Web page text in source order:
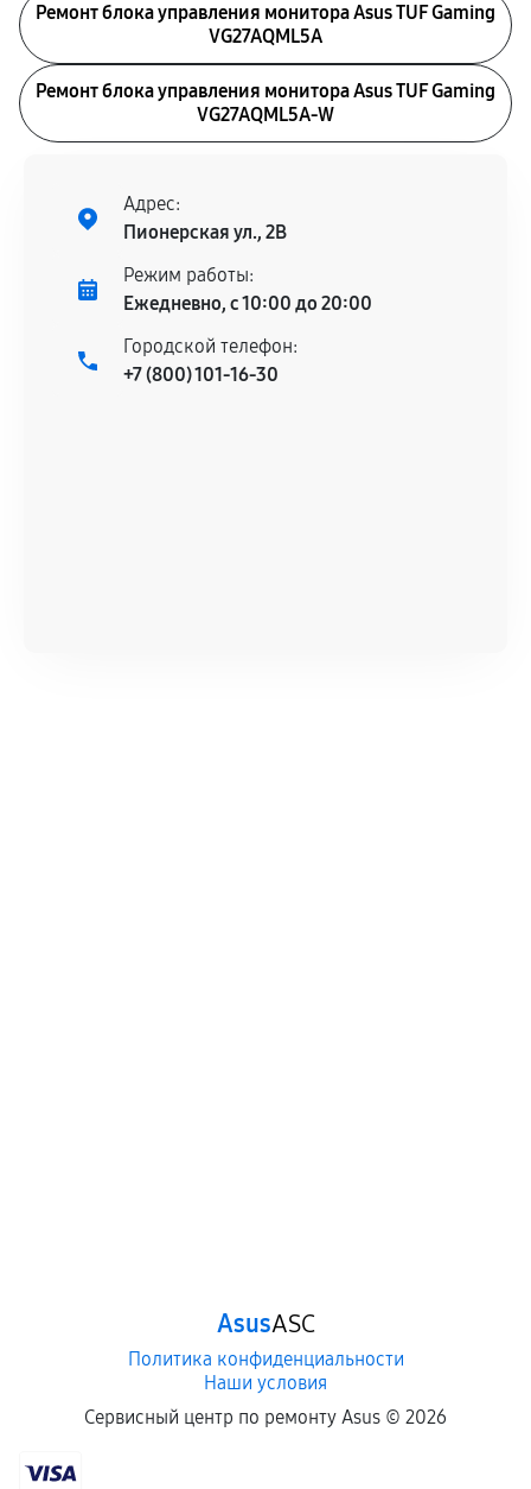
Ремонт блока управления монитора Asus TUF Gaming
VG27AQML5A
Ремонт блока управления монитора Asus TUF Gaming
VG27AQML5A-W
Адрес:
Пионерская ул., 2В
Режим работы:
Ежедневно, с 10:00 до 20:00
Городской телефон:
+7 (800) 101-16-30
AsusASC
Политика конфиденциальности
Наши условия
Сервисный центр по ремонту Asus © 2026